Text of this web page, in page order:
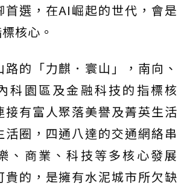
首選，在AI崛起的世代，會是
核心。
的「力麒．寰山」，南向、
科園區及金融科技的指標核
接有富人聚落美譽及菁英生活
活圈，四通八達的交通網絡串
、商業、科技等多核心發展
貴的，是擁有水泥城市所欠缺